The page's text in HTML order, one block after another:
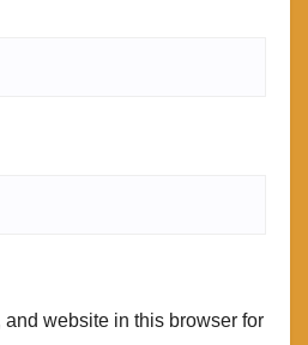
website in this browser for